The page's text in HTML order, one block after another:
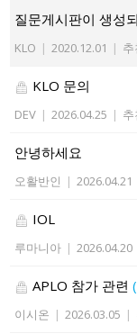
질문게시판이 생성
KLO | 2020.12.01 | 추
KLO 문의
DEV | 2026.04.25 |
안녕하세요
오활반인 | 2026.04.21
IOL
루마니아 | 2026.04.20
APLO 참가 관련
이시온 | 2026.03.05 |